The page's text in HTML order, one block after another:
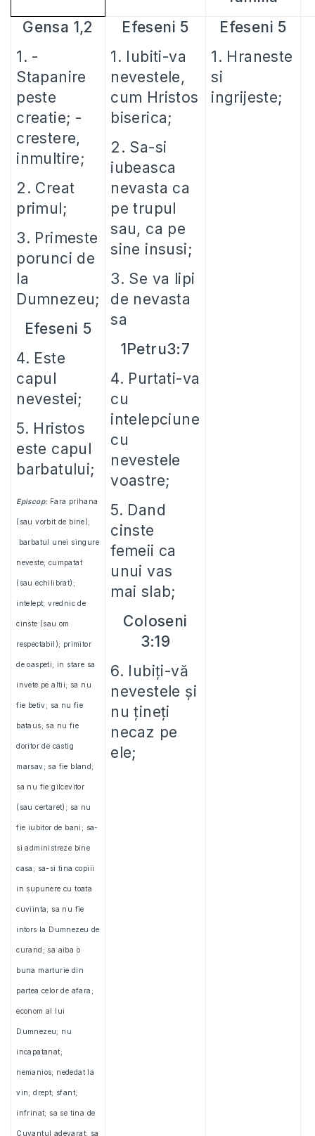
Gensa 1,2
1. -
Stapanire
peste
creatie; -
crestere,
inmultire;
2. Creat
primul;
3. Primeste
porunci de
la
Dumnezeu;
Efeseni 5
4. Este
capul
nevestei;
5. Hristos
este capul
barbatului;
Episcop:Fara prihana
(sau vorbit de bine);
barbatul unei singure
neveste; cumpatat
(sau echilibrat);
intelept; vrednic de
cinste (sau om
respectabil); primitor
de oaspeti; in stare sa
invete pe altii; sa nu
fie betiv; sa nu fie
bataus; sa nu fie
doritor de castig
marsav; sa fie bland;
sa nu fie gilcevitor
(sau certaret); sa nu
fie iubitor de bani; sa-
si administreze bine
casa; sa-si tina copiii
in supunere cu toata
cuviinta; sa nu fie
intors la Dumnezeu de
curand; sa aiba o
buna marturie din
partea celor de afara;
econom al lui
Dumnezeu; nu
incapatanat;
nemanios; nededat la
vin; drept; sfant;
infrinat; sa se tina de
Cuvantul adevarat; sa
Efeseni 5
1. Iubiti-va
nevestele,
cum Hristos
biserica;
2. Sa-si
iubeasca
nevasta ca
pe trupul
sau, ca pe
sine insusi;
3. Se va lipi
de nevasta
sa
1Petru3:7
4. Purtati-va
cu
intelepciune
cu
nevestele
voastre;
5. Dand
cinste
femeii ca
unui vas
mai slab;
Coloseni
3:19
6. I ubiţi-vă
nevestele şi
nu ţineţi
necaz pe
ele;
Efeseni 5
1. Hraneste
si
ingrijeste;